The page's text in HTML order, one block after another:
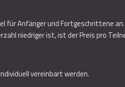
Anfänger und Fortgeschrittene
niedriger ist, ist der Preis pro
vereinbart werden.